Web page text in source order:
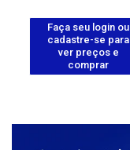
Faça seu login ou
cadastre-se para
ver preços e
comprar